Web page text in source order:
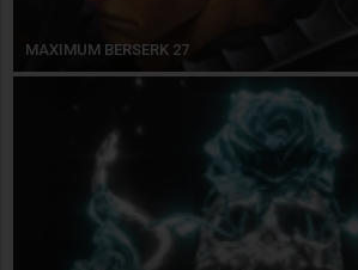
MAXIMUM BERSERK 27